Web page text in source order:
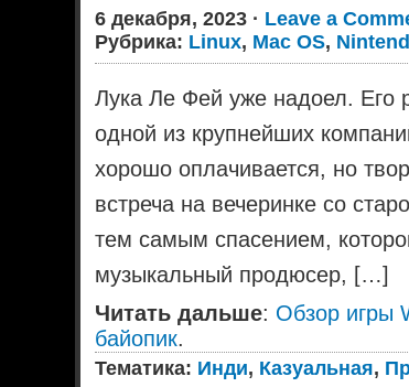
6 декабря, 2023 · Leave a
Рубрика: Linux, Mac OS,
Лука Ле Фей уже надоел. Его
одной из крупнейших
хорошо оплачивается, но
встреча на вечеринке со
тем самым спасением,
музыкальный продюсер, […]
Читать дальше: Обзор игры
байопик.
Тематика: Инди, Казуальная,